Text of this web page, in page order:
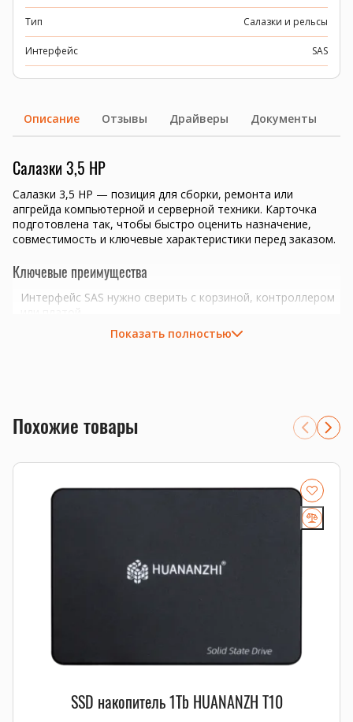
Тип Салазки и рельсы
Интерфейс SAS
Описание Отзывы Драйверы Документы
Салазки 3,5 HP
Салазки 3,5 HP — позиция для сборки, ремонта или
апгрейда компьютерной и серверной техники. Карточка
подготовлена так, чтобы быстро оценить назначение,
совместимость и ключевые характеристики перед заказом.
Ключевые преимущества
Интерфейс SAS нужно сверить с корзиной, контроллером
подбор комплектующих под конкретную задачу и бюджет
проверка совместимости перед отправкой
подходящую плату, процессор, память, накопитель или
серверную корзину под вашу конфигурацию. Для серверных
платформы, форм-фактор, интерфейс и part number.
Смотрите также
серверные SSD
Показать полностью
Похожие товары
SSD накопитель 1Tb HUANANZH T10